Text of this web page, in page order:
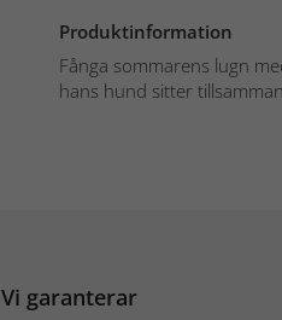
Produktinformation
Fånga sommarens lugn
hans hund sitter
Vi garanterar